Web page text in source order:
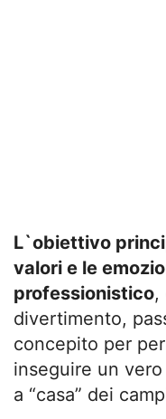
L`obiettivo
valori e le
professionistico,
divertimento,
concepito per
inseguire un
a “casa” dei